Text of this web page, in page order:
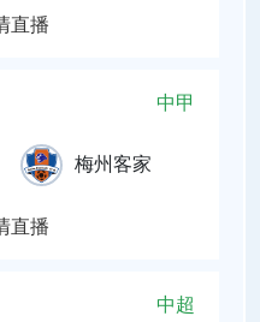
直播
中甲
梅州客家
直播
中超